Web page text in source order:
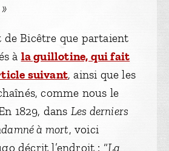
de Bicêtre que partaient
à la guillotine, qui fait
suivant, ainsi que les
comme nous le
1829, dans Les derniers
à mort, voici
décrit l’endroit : “La